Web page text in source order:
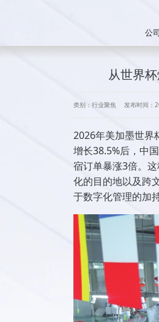
公
从世界
类别：行业聚焦 发布时间：
2026年美加墨世界
增长38.5%后，中
宿订单暴涨3倍。
化的目的地以及跨
于数字化管理的加持